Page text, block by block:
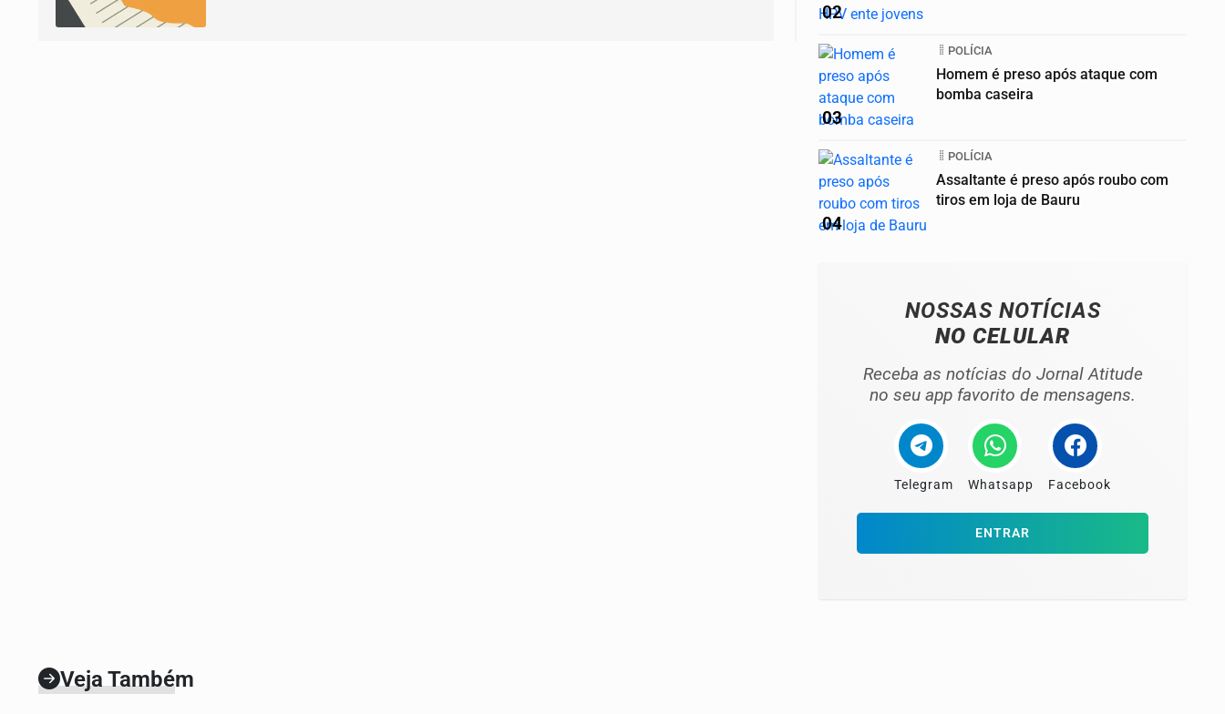
02
03
POLÍCIA
Homem é preso após ataque com
bomba caseira
04
POLÍCIA
Assaltante é preso após roubo com
tiros em loja de Bauru
NOSSAS NOTÍCIAS
NO CELULAR
Receba as notícias do Jornal Atitude
no seu app favorito de mensagens.
Telegram Whatsapp Facebook
ENTRAR
Veja Também